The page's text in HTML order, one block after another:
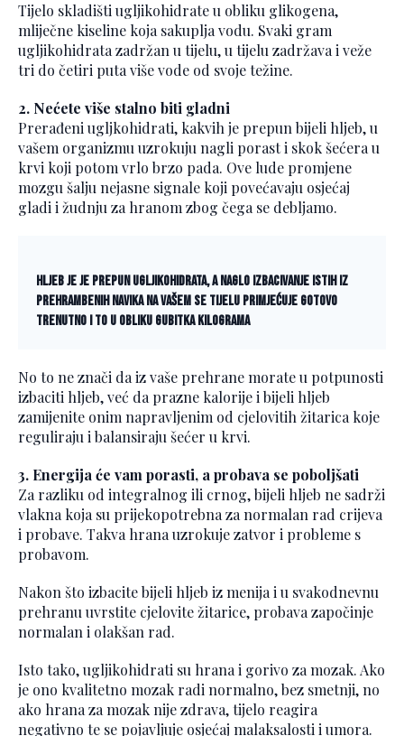
Tijelo skladišti ugljikohidrate u obliku glikogena,
mliječne kiseline koja sakuplja vodu. Svaki gram
ugljikohidrata zadržan u tijelu, u tijelu zadržava i veže
tri do četiri puta više vode od svoje težine.
2. Nećete više stalno biti gladni
Prerađeni ugljkohidrati, kakvih je prepun bijeli hljeb, u
vašem organizmu uzrokuju nagli porast i skok šećera u
krvi koji potom vrlo brzo pada. Ove lude promjene
mozgu šalju nejasne signale koji povećavaju osjećaj
gladi i žudnju za hranom zbog čega se debljamo.
Hljeb je je prepun ugljikohidrata, a naglo izbacivanje istih iz
prehrambenih navika na vašem se tijelu primjećuje gotovo
trenutno i to u obliku gubitka kilograma
No to ne znači da iz vaše prehrane morate u potpunosti
izbaciti hljeb, već da prazne kalorije i bijeli hljeb
zamijenite onim napravljenim od cjelovitih žitarica koje
reguliraju i balansiraju šećer u krvi.
3. Energija će vam porasti, a probava se poboljšati
Za razliku od integralnog ili crnog, bijeli hljeb ne sadrži
vlakna koja su prijekopotrebna za normalan rad crijeva
i probave. Takva hrana uzrokuje zatvor i probleme s
probavom.
Nakon što izbacite bijeli hljeb iz menija i u svakodnevnu
prehranu uvrstite cjelovite žitarice, probava započinje
normalan i olakšan rad.
Isto tako, ugljikohidrati su hrana i gorivo za mozak. Ako
je ono kvalitetno mozak radi normalno, bez smetnji, no
ako hrana za mozak nije zdrava, tijelo reagira
negativno te se pojavljuje osjećaj malaksalosti i umora.